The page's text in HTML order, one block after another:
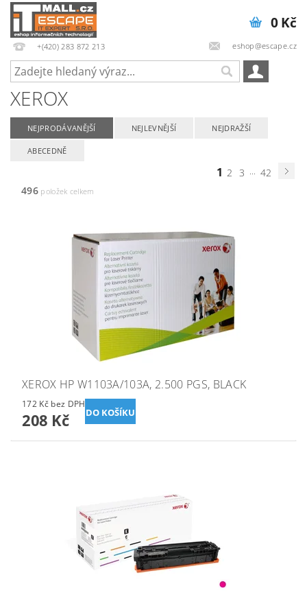
+(420) 283 872 213 eshop@escape.cz
0 Kč
XEROX
NEJPRODÁVANĚJŠÍ NEJLEVNĚJŠÍ NEJDRAŽŠÍ
ABECEDNĚ
1 2 3 ... 42
496položek celkem
XEROX HP W1103A/103A, 2.500 PGS, BLACK
172 Kč bez DPH
208 Kč